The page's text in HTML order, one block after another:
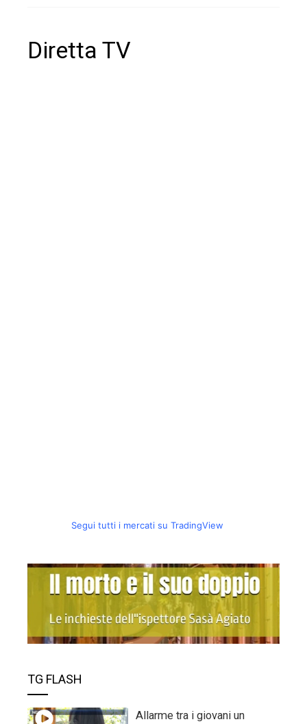
Diretta TV
Segui tutti i mercati su TradingView
TG FLASH
Allarme tra i giovani un